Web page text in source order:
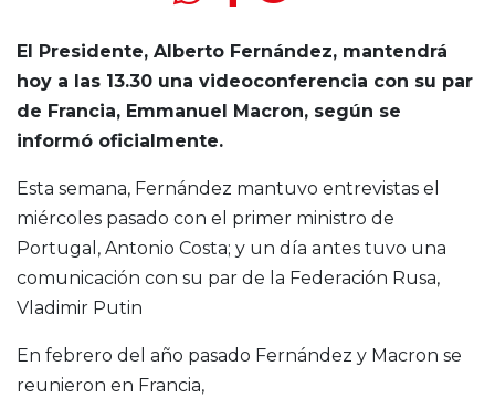
El Presidente, Alberto Fernández, mantendrá
hoy a las 13.30 una videoconferencia con su par
de Francia, Emmanuel Macron, según se
informó oficialmente.
Esta semana, Fernández mantuvo entrevistas el
miércoles pasado con el primer ministro de
Portugal, Antonio Costa; y un día antes tuvo una
comunicación con su par de la Federación Rusa,
Vladimir Putin
En febrero del año pasado Fernández y Macron se
reunieron en Francia,